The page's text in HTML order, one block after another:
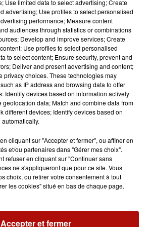
inaccessible jusqu'en 2027
Use limited data to select advertising; Create
advertising; Use profiles to select personalised
performance; Measure content
audiences through statistics or combinations
Develop and improve services; Create
Use profiles to select personalised
to select content; Ensure security, prevent and
Deliver and present advertising and content;
privacy choices. These technologies may
as IP address and browsing data to offer
Identify devices based on information actively
geolocation data; Match and combine data from
different devices; Identify devices based on
cliquant sur "Accepter et fermer", ou affiner en
et/ou partenaires dans "Gérer mes choix".
refuser en cliquant sur "Continuer sans
ne s'appliqueront que pour ce site. Vous
choix, ou retirer votre consentement à tout
les cookies" situé en bas de chaque page.
Accepter et fermer